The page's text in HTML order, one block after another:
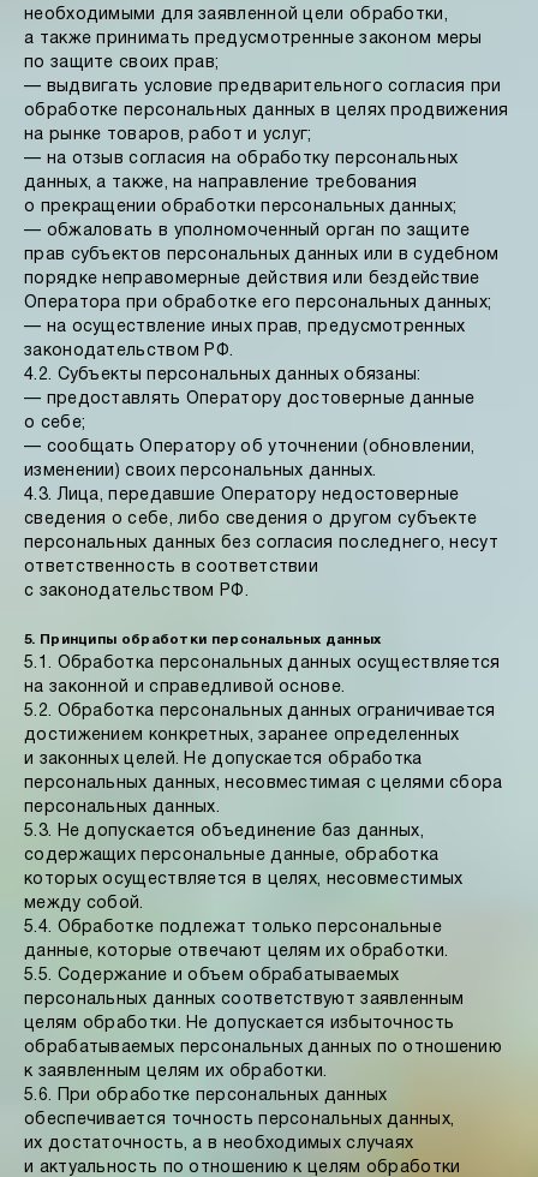
необходимыми для заявленной цели обработки,
а также принимать предусмотренные законом меры
по защите своих прав;
— выдвигать условие предварительного согласия при
обработке персональных данных в целях продвижения
на рынке товаров, работ и услуг;
— на отзыв согласия на обработку персональных
данных, а также, на направление требования
о прекращении обработки персональных данных;
— обжаловать в уполномоченный орган по защите
прав субъектов персональных данных или в судебном
порядке неправомерные действия или бездействие
Оператора при обработке его персональных данных;
— на осуществление иных прав, предусмотренных
законодательством РФ.
4.2. Субъекты персональных данных обязаны:
— предоставлять Оператору достоверные данные
о себе;
— сообщать Оператору об уточнении (обновлении,
изменении) своих персональных данных.
4.3. Лица, передавшие Оператору недостоверные
сведения о себе, либо сведения о другом субъекте
персональных данных без согласия последнего, несут
ответственность в соответствии
с законодательством РФ.
5. Принципы обработки персональных данных
5.1. Обработка персональных данных осуществляется
на законной и справедливой основе.
5.2. Обработка персональных данных ограничивается
достижением конкретных, заранее определенных
и законных целей. Не допускается обработка
персональных данных, несовместимая с целями сбора
персональных данных.
5.3. Не допускается объединение баз данных,
содержащих персональные данные, обработка
которых осуществляется в целях, несовместимых
между собой.
5.4. Обработке подлежат только персональные
данные, которые отвечают целям их обработки.
5.5. Содержание и объем обрабатываемых
персональных данных соответствуют заявленным
целям обработки. Не допускается избыточность
обрабатываемых персональных данных по отношению
к заявленным целям их обработки.
5.6. При обработке персональных данных
обеспечивается точность персональных данных,
их достаточность, а в необходимых случаях
и актуальность по отношению к целям обработки